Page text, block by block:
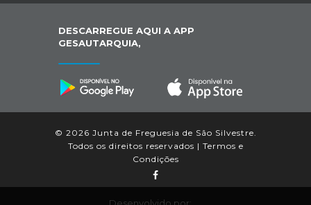
DESCARREGUE AQUI A APP
GESAUTARQUIA,
© 2026 Junta de Freguesia de São Silvestre.
Todos os direitos reservados | Termos e
Condições
Desenvolvido por: